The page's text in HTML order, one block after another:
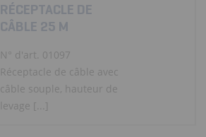
RÉCEPTACLE DE
CÂBLE 25 M
N° d'art. 01097
Réceptacle de câble avec
câble souple, hauteur de
levage [...]